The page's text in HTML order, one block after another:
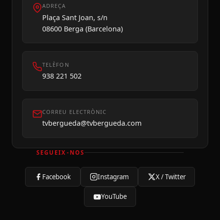
ADREÇA
Plaça Sant Joan, s/n
08600 Berga (Barcelona)
TELÈFON
938 221 502
CORREU ELECTRÒNIC
tvbergueda@tvbergueda.com
SEGUEIX-NOS
Facebook Instagram X / Twitter
YouTube